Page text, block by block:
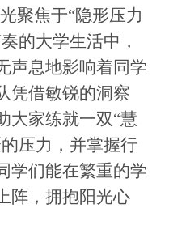
聚焦于“隐形压力
的大学生活中，
声息地影响着同学
凭借敏锐的洞察
大家练就一双“慧
压力，并掌握行
学们能在繁重的学
阵，拥抱阳光心